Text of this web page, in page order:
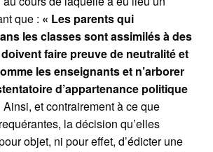
que : « Les parents qui
les classes sont assimilés à des
faire preuve de neutralité et
les enseignants et n’arborer
d’appartenance politique
Ainsi, et contrairement à ce que
la décision qu’elles
objet, ni pour effet, d’édicter une